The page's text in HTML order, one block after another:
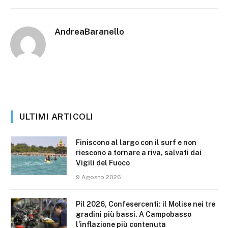
AndreaBaranello
ULTIMI ARTICOLI
Finiscono al largo con il surf e non
riescono a tornare a riva, salvati dai
Vigili del Fuoco
9 Agosto 2026
Pil 2026, Confesercenti: il Molise nei tre
gradini più bassi. A Campobasso
l’inflazione più contenuta